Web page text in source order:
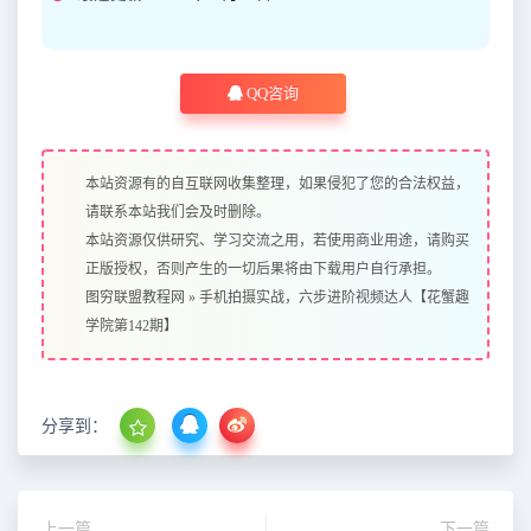
QQ咨询
本站资源有的自互联网收集整理，如果侵犯了您的合法权益，
请联系本站我们会及时删除。
本站资源仅供研究、学习交流之用，若使用商业用途，请购买
正版授权，否则产生的一切后果将由下载用户自行承担。
图穷联盟教程网 » 手机拍摄实战，六步进阶视频达人【花蟹趣
学院第142期】
分享到：